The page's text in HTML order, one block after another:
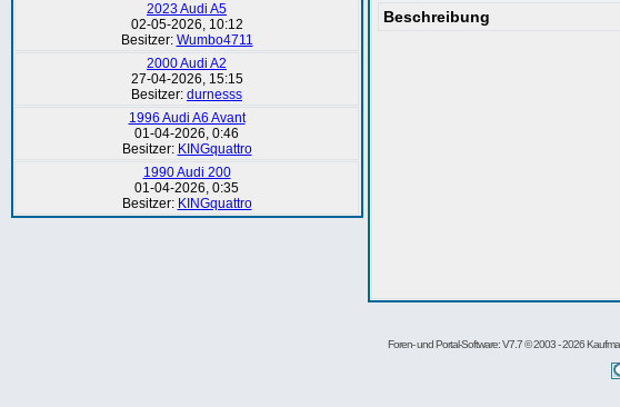
2023 Audi A5
02-05-2026, 10:12
Besitzer: Wumbo4711
2000 Audi A2
27-04-2026, 15:15
Besitzer: durnesss
1996 Audi A6 Avant
01-04-2026, 0:46
Besitzer: KINGquattro
1990 Audi 200
01-04-2026, 0:35
Besitzer: KINGquattro
Beschreibung
Foren- und Portal-Software: V7.7 © 2003 - 2026